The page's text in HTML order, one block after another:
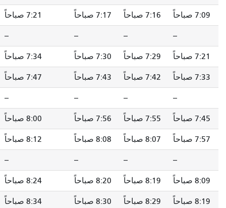
7:16 صباحاً 7:17 صباحاً 7:21 صباحاً 7:26 صباحاً
--
--
--
7:29 صباحاً 7:30 صباحاً 7:34 صباحاً 7:39 صباحاً
7:42 صباحاً 7:43 صباحاً 7:47 صباحاً 7:52 صباحاً
--
--
--
7:55 صباحاً 7:56 صباحاً 8:00 صباحاً 8:05 صباحاً
8:07 صباحاً 8:08 صباحاً 8:12 صباحاً 8:17 صباحاً
--
--
--
8:19 صباحاً 8:20 صباحاً 8:24 صباحاً 8:29 صباحاً
8:29 صباحاً 8:30 صباحاً 8:34 صباحاً 8:39 صباحاً